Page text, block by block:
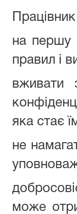
на першу
правил і
вживати
яка стає
не
може